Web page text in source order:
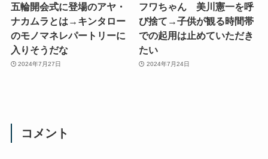
五輪開会式に登場のアヤ・
ナカムラとは→キンタロー
のモノマネレパートリーに
入りそうだな
2024年7月27日
フワちゃん 美川憲一を呼
び捨て→子供が観る時間帯
での起用は止めていただき
たい
2024年7月24日
コメント